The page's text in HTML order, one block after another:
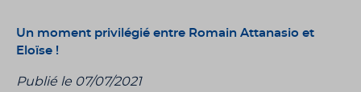
Un moment privilégié entre Romain Attanasio et
Eloïse !
Publié le 07/07/2021